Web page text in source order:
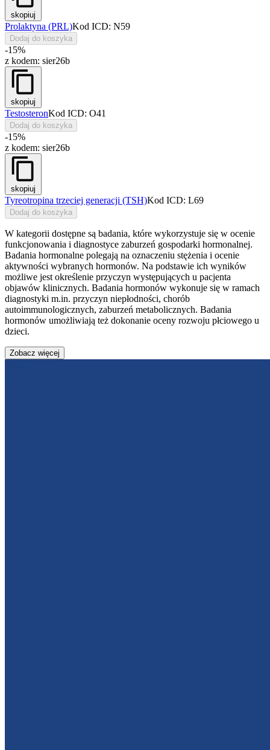
skopiuj
Prolaktyna (PRL)Kod ICD: N59
Dodaj do koszyka
-15%
z kodem: sier26b
skopiuj
TestosteronKod ICD: O41
Dodaj do koszyka
-15%
z kodem: sier26b
skopiuj
Tyreotropina trzeciej generacji (TSH)Kod ICD: L69
Dodaj do koszyka
W kategorii dostępne są badania, które wykorzystuje się w ocenie
funkcjonowania i diagnostyce zaburzeń gospodarki hormonalnej.
Badania hormonalne polegają na oznaczeniu stężenia i ocenie
aktywności wybranych hormonów. Na podstawie ich wyników
możliwe jest określenie przyczyn występujących u pacjenta
objawów klinicznych. Badania hormonów wykonuje się w ramach
diagnostyki m.in. przyczyn niepłodności, chorób
autoimmunologicznych, zaburzeń metabolicznych. Badania
hormonów umożliwiają też dokonanie oceny rozwoju płciowego u
dzieci.
Zobacz więcej